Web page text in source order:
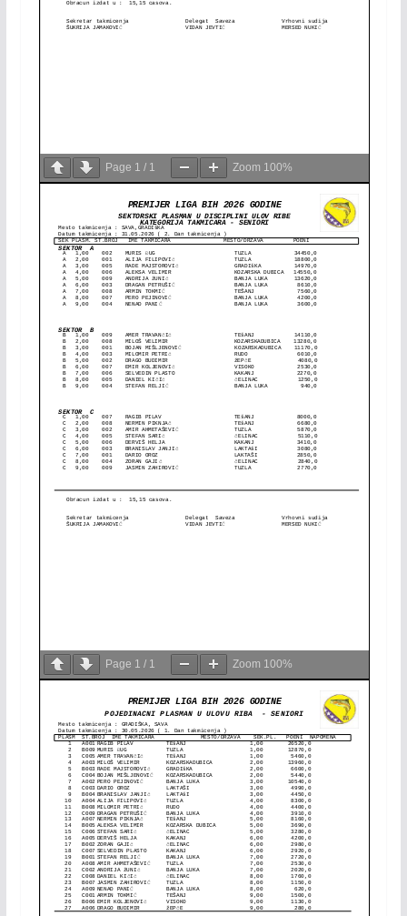
Page 1 / 1 Zoom 100%
Page 1 / 1 Zoom 100%